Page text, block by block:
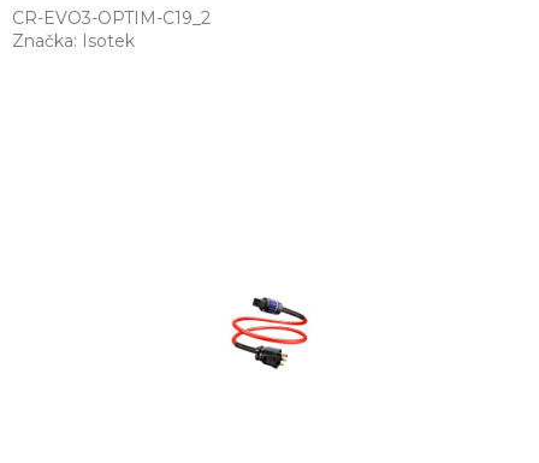
CR-EVO3-OPTIM-C19_2
Značka:
Isotek